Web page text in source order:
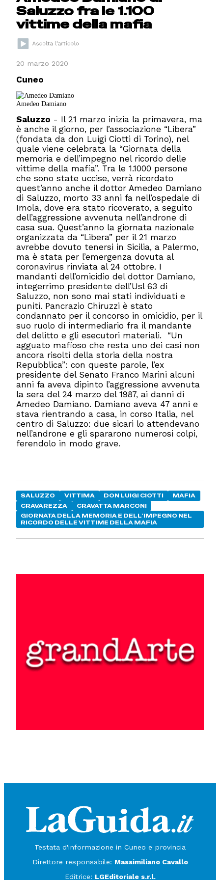
Saluzzo fra le 1.100
vittime della mafia
20 marzo 2020
Cuneo
Amedeo Damiano
Saluzzo - Il 21 marzo inizia la primavera, ma
è anche il giorno, per l’associazione “Libera”
(fondata da don Luigi Ciotti di Torino), nel
quale viene celebrata la “Giornata della
memoria e dell’impegno nel ricordo delle
vittime della mafia”. Tra le 1.1000 persone
che sono state uccise, verrà ricordato
quest’anno anche il dottor Amedeo Damiano
di Saluzzo, morto 33 anni fa nell’ospedale di
Imola, dove era stato ricoverato, a seguito
dell’aggressione avvenuta nell’androne di
casa sua. Quest’anno la giornata nazionale
organizzata da “Libera” per il 21 marzo
avrebbe dovuto tenersi in Sicilia, a Palermo,
ma è stata per l’emergenza dovuta al
coronavirus rinviata al 24 ottobre. I
mandanti dell’omicidio del dottor Damiano,
integerrimo presidente dell’Usl 63 di
Saluzzo, non sono mai stati individuati e
puniti. Pancrazio Chiruzzi è stato
condannato per il concorso in omicidio, per il
suo ruolo di intermediario fra il mandante
del delitto e gli esecutori materiali. “Un
agguato mafioso che resta uno dei casi non
ancora risolti della storia della nostra
Repubblica”: con queste parole, l’ex
presidente del Senato Franco Marini alcuni
anni fa aveva dipinto l’aggressione avvenuta
la sera del 24 marzo del 1987, ai danni di
Amedeo Damiano. Damiano aveva 47 anni e
stava rientrando a casa, in corso Italia, nel
centro di Saluzzo: due sicari lo attendevano
nell’androne e gli spararono numerosi colpi,
ferendolo in modo grave.
SALUZZO VITTIMA DON LUIGI CIOTTI
MAFIA
CRAVAREZZA
CRAVATTA MARCONI
GIORNATA DELLA MEMORIA E DELL’IMPEGNO NEL
RICORDO DELLE VITTIME DELLA MAFIA
Testata d'informazione in Cuneo e provincia
Direttore responsabile: Massimiliano Cavallo
Editrice: LGEditoriale s.r.l.